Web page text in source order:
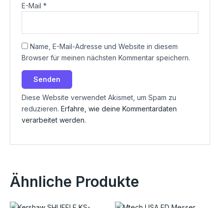
E-Mail*
Name, E-Mail-Adresse und Website in diesem
Browser für meinen nächsten Kommentar speichern.
Diese Website verwendet Akismet, um Spam zu
reduzieren.Erfahre, wie deine Kommentardaten
verarbeitet werden.
Ähnliche Produkte